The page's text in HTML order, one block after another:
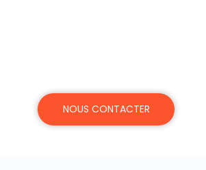
NOUS CONTACTER